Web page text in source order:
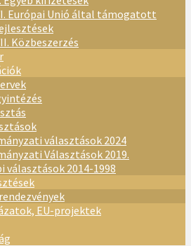
Európai Unió által támogatott
Közbeszerzés
választások 2024
Választások 2019.
választások 2014-1998
EU-projektek